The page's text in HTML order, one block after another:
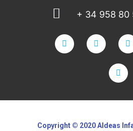
+ 34 958 80
Copyright © 2020 Aldeas